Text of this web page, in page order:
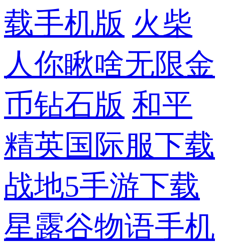
载手机版 火柴
人你瞅啥无限金
币钻石版 和平
精英国际服下载
战地5手游下载
星露谷物语手机